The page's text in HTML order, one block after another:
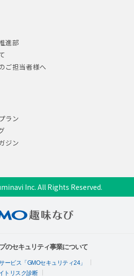
進部
ご担当者様へ
ラン
ジン
Inc. All Rights Reserved.